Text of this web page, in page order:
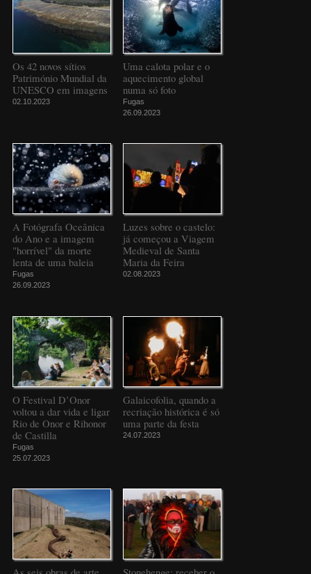
Os 42 novos sítios
Património Mundial da
UNESCO em imagens
02.10.2023
Uma calota polar e o
aquecimento global
numa só foto
Fugas
26.09.2023
A Fotógrafa Oceânica
do Ano e a imagem
"horrível" da morte
lenta de uma baleia
Fugas
26.09.2023
Luzes sobre o castelo:
já começou a Viagem
Medieval de Santa
Maria da Feira
02.08.2023
O Festival D’Onor
voltou a dar vida e ligar
Rio de Onor e Rihonor
de Castilla
Fugas
25.07.2023
Galaicofolia, quando a
recriação histórica é só
uma parte da festa
24.07.2023